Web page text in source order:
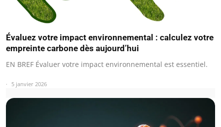
Évaluez votre impact environnemental : calculez votre
empreinte carbone dès aujourd’hui
EN BREF Évaluer votre impact environnemental est essentiel.
5 janvier 2026